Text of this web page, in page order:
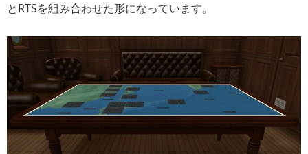
とRTSを組み合わせた形になっています。